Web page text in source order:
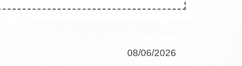
08/06/2026